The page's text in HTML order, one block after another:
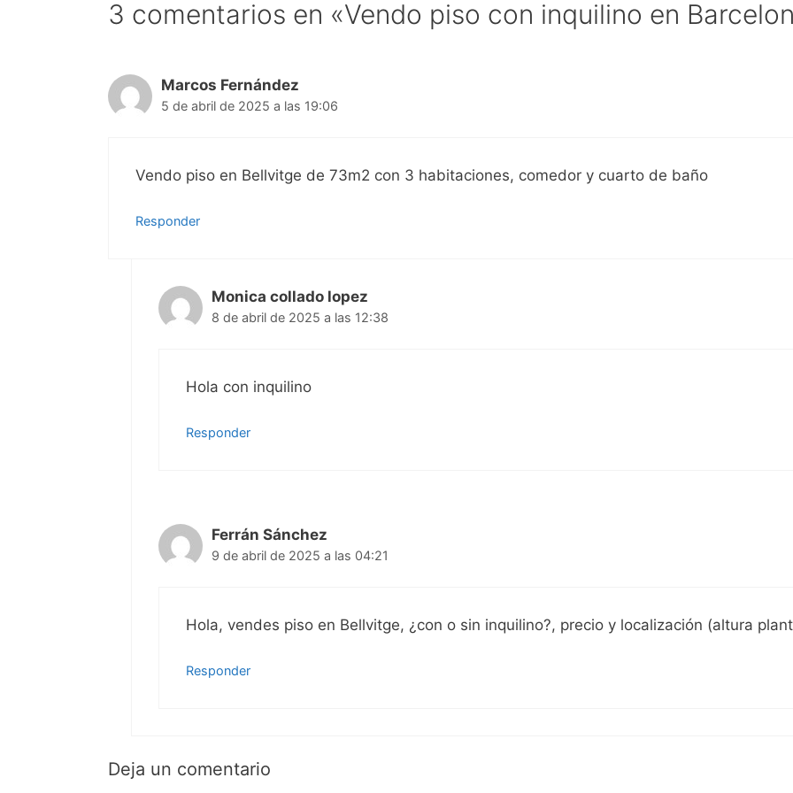
3 comentarios en «Vendo piso con inquilino en
Marcos Fernández
5 de abril de 2025 a las 19:06
Vendo piso en Bellvitge de 73m2 con 3 habitaciones, comedor y cuarto de baño
Responder
Monica collado lopez
8 de abril de 2025 a las 12:38
Hola con inquilino
Responder
Ferrán Sánchez
9 de abril de 2025 a las 04:21
Hola, vendes piso en Bellvitge, ¿con o sin inquilino?, precio y localización (altura
Responder
Deja un comentario